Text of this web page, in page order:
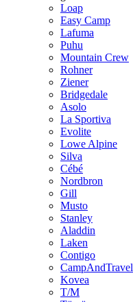
Loap
Easy Camp
Lafuma
Puhu
Mountain Crew
Rohner
Ziener
Bridgedale
Asolo
La Sportiva
Evolite
Lowe Alpine
Silva
Cébé
Nordbron
Gill
Musto
Stanley
Aladdin
Laken
Contigo
CampAndTravel
Kovea
T/M